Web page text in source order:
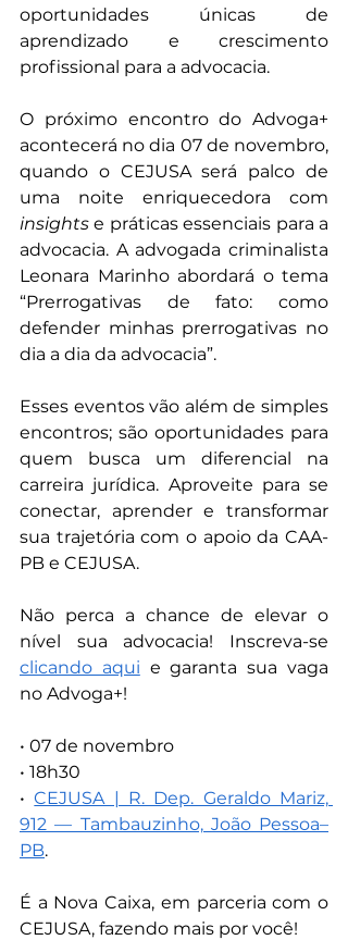
oportunidades únicas de
aprendizado e crescimento
profissional para a advocacia.
O próximo encontro do Advoga+
acontecerá no dia 07 de novembro,
quando o CEJUSA será palco de
insights e práticas essenciais para a
advocacia. A advogada criminalista
Leonara Marinho abordará o tema
“Prerrogativas de fato: como
defender minhas prerrogativas no
dia a dia da advocacia”.
Esses eventos vão além de simples
encontros; são oportunidades para
quem busca um diferencial na
carreira jurídica. Aproveite para se
conectar, aprender e transformar
sua trajetória com o apoio da CAA-
PB e CEJUSA.
Não perca a chance de elevar o
clicando aqui e garanta sua vaga
no Advoga+!
• 07 de novembro
• 18h30
• CEJUSA | R. Dep. Geraldo Mariz,
912 — Tambauzinho, João Pessoa–
PB.
É a Nova Caixa, em parceria com o
CEJUSA, fazendo mais por você!